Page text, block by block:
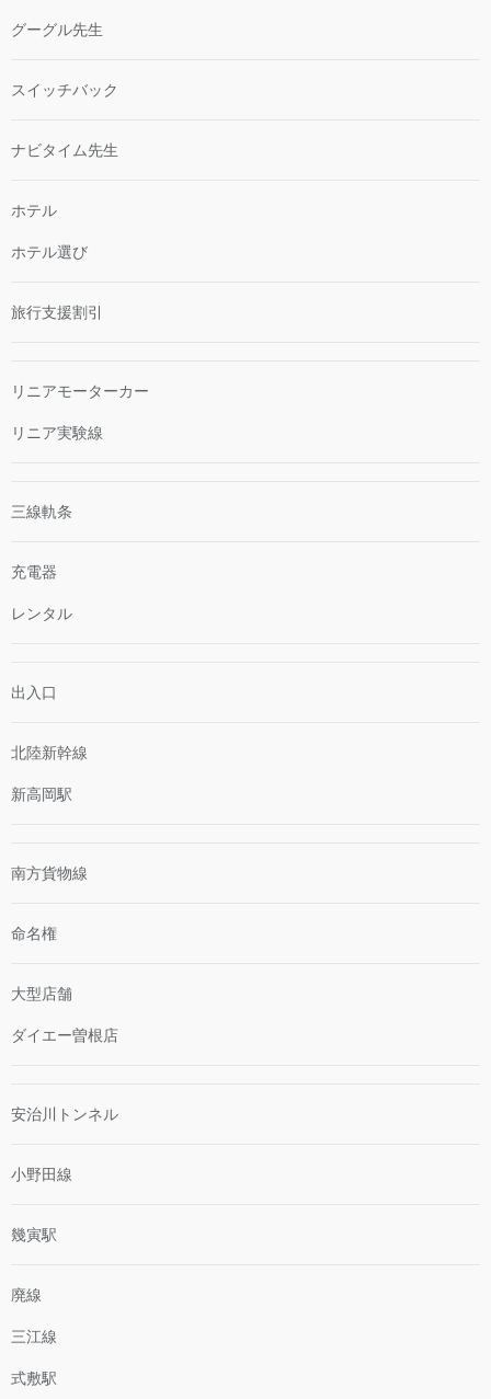
グーグル先生
スイッチバック
ナビタイム先生
ホテル
ホテル選び
旅行支援割引
リニアモーターカー
リニア実験線
三線軌条
充電器
レンタル
出入口
北陸新幹線
新高岡駅
南方貨物線
命名権
大型店舗
ダイエー曽根店
安治川トンネル
小野田線
幾寅駅
廃線
三江線
式敷駅